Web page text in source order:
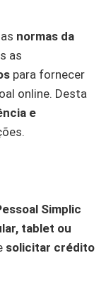
normas da
as
para fornecer
online. Desta
e
Simplic
tablet ou
solicitar crédito